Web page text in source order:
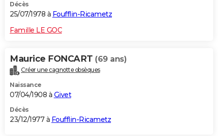
Décès
25/07/1978 à Foufflin-Ricametz
Famille LE GOC
Maurice FONCART (69 ans)
Créer une cagnotte obsèques
Naissance
07/04/1908 à Givet
Décès
23/12/1977 à Foufflin-Ricametz